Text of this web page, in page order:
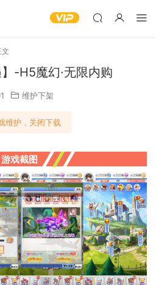
文
-H5魔幻·无限内购
维护下架
维护，关闭下载
游戏截图